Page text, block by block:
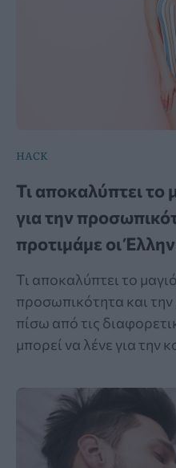
HACK
Τι αποκαλύπτει το
για την
προτιμάμε οι
Τι αποκαλύπτει το
προσωπικότητα και
πίσω από τις
μπορεί να λένε για την